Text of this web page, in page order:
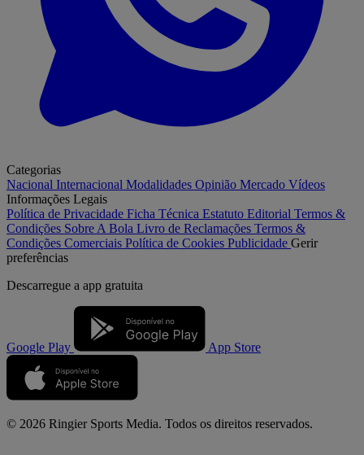
Categorias
Nacional Internacional Modalidades Opinião Mercado Vídeos
Informações Legais
Política de Privacidade Ficha Técnica Estatuto Editorial Termos &
Condições Sobre A Bola Livro de Reclamações Termos &
Condições Comerciais Política de Cookies Publicidade Gerir
preferências
Descarregue a app gratuita
Google Play App Store
© 2026 Ringier Sports Media. Todos os direitos reservados.